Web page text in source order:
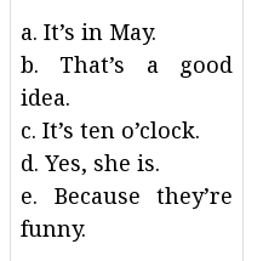
a. It’s in May.
b. That’s a good
idea.
c. It’s ten o’clock.
d. Yes, she is.
e. Because they’re
funny.